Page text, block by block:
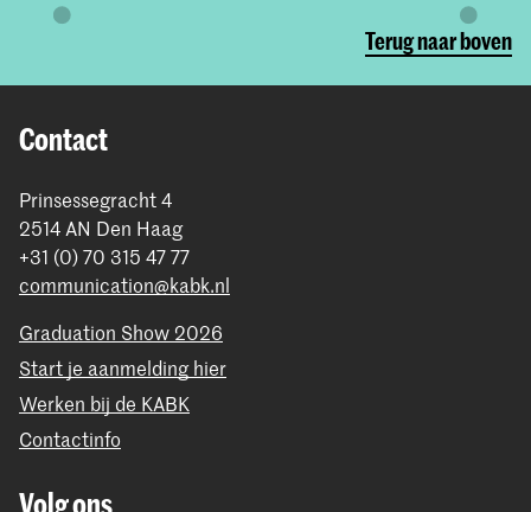
Terug naar boven
Contact
Prinsessegracht 4
2514 AN Den Haag
+31 (0) 70 315 47 77
communication@kabk.nl
Graduation Show 2026
Start je aanmelding hier
Werken bij de KABK
Contactinfo
Volg ons